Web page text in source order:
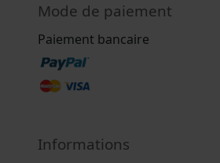
Mode de paiement
Paiement bancaire
Informations